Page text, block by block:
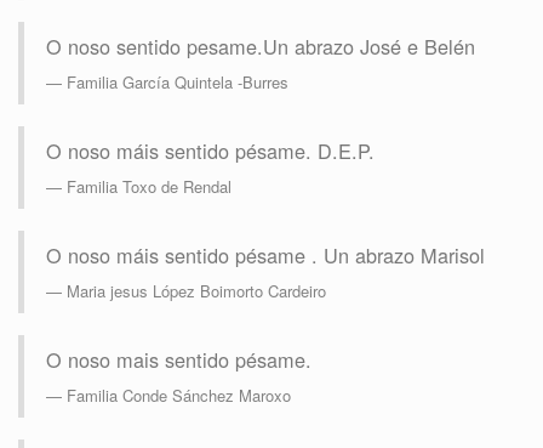
O noso sentido pesame.Un abrazo José e Belén
Familia García Quintela -Burres
O noso máis sentido pésame. D.E.P.
Familia Toxo de Rendal
O noso máis sentido pésame . Un abrazo Marisol
Maria jesus López Boimorto Cardeiro
O noso mais sentido pésame.
Familia Conde Sánchez Maroxo